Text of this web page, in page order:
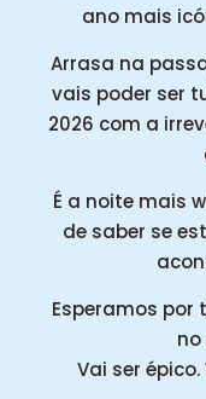
ano mais
Arrasa na
vais poder ser
2026 com a
É a noite mais
de saber se
Esperamos por
no
Vai ser épico.